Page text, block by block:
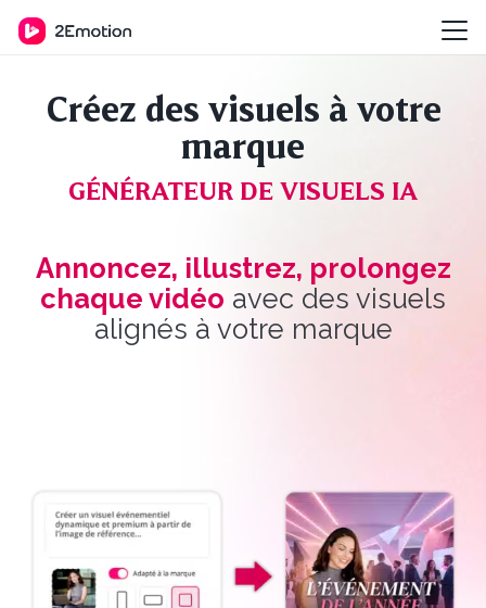
Créez des visuels à votre
marque
GÉNÉRATEUR DE VISUELS IA
Annoncez, illustrez, prolongez
chaque vidéo avec des visuels
alignés à votre marque